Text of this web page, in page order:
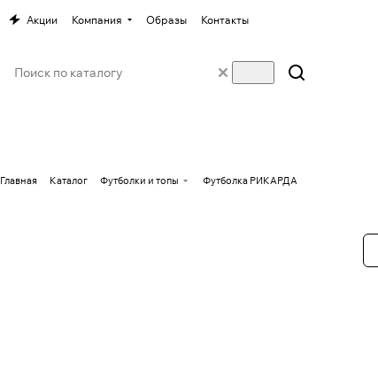
Акции Компания Образы Контакты
Главная Каталог Футболки и топы Футболка РИКАРДА